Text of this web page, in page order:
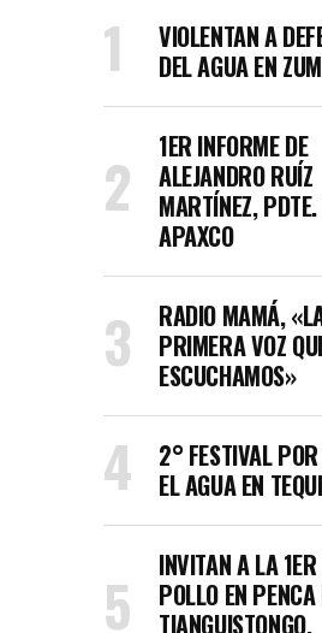
VIOLENTAN A
DEL AGUA EN
1ER INFORME DE
ALEJANDRO RUÍZ
MARTÍNEZ,
APAXCO
RADIO MAMÁ,
PRIMERA VOZ
ESCUCHAMOS»
2° FESTIVAL
EL AGUA EN
INVITAN A LA
POLLO EN PENCA
TIANGUISTONGO,